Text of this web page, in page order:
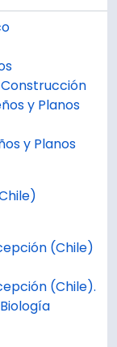
y Planos
y Planos
(Chile)
(Chile).